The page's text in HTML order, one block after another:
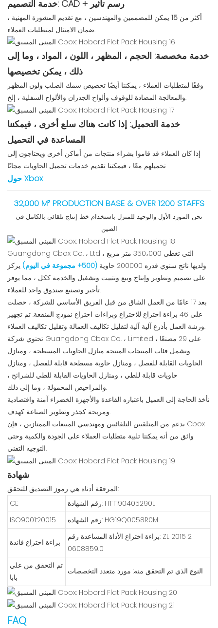
خدمة التصميم: CAD + رسم تأثير
أكثر من 15 يمكن للمصممين والمهندسين ، مع تقديم المشورة المهنية ،
ضمان الامتثال لمتطلبات العملاء.
خدمة مخصصة: الحجم ، المظهر ، اللون ، المواد ، وما إلى
ذلك ، يمكن تخصيصها
وفقًا لمتطلبات العملاء ، يمكننا أيضًا تخصيص سمك الصلب ولون المظهر
والمعالجة المضادة للوقوف وألواح الجدران والألواح السفلية ، إلخ.
خدمة التحميل: إذا كانت هناك سلع أخرى ، فيمكننا
المساعدة في التحميل
إذا كان العملاء قد قاموا بشراء منتجات من أماكن أخرى ويحتاجون إلى
تحميلهم معًا ، فيمكننا تقديم خدمات تحميل الحاويات مجانًا
حول Xbox
32,000 M² PRODUCTION BASE & OVER 1200 STAFFS
نحن المورد الأول والوحيد للمنزل باستخدام خط إنتاج تلقائي بالكامل في
الصين
Guangdong Cbox Co. ، Ltd ، التي تغطي 350،000 متر مربع
ولديها ناتج سنوي قدره 200000 حاوية
(500+ مجموعة في اليوم)
يركز
على تصميم وتطوير وإنتاج وبيع وتثبيت وتشغيل والخدمة ككل ، مما يوفر
تأجير وتصنيع صندوق واحد للعملاء.
بعد 17 عامًا من العمل الشاق من قبل الفريق الأساسي للشركة ، حصلت
على 46 براءة اختراع للاختراع وبراءات اختراع نموذج المنفعة. تم تجهيز
ورشة العمل بأذرع آلية آلية لتقليل تكاليف العمالة وتقليل تكاليف العملاء.
تحتوي شركة Guangdong Cbox Co. ، Limited على 29 مصنعًا ،
وتشمل فئات المنتجات المنتجة منازل الحاويات المسطحة ، ومنازل
الحاويات القابلة للفصل ، ومنازل حاوية مسطحة قابلة للفصل ، ومنازل
حاويات قابلة للطي ، ومنازل الحاويات القابلة للطي للشرائح ،
والمراحيض المحمولة ، وما إلى ذلك.
نأخذ الحاجة إلى العميل باعتباره القاعدة والأجهزة الخضراء آمنة واقتصادية
ومريحة كجذر وتطوير الصناعة كهدف.
بدعم من المتلقيين التلقائيين ومهندسي المبيعات الممتازين ، فإن Cbox
واثق من أنه يمكننا تلبية متطلبات العملاء على الجودة والكمية وحتى
التوجيه التقني.
شهادة
المرفقة أدناه هي رموز التصديق للتحقق:
CE
رقم الشهادة: HTT190405290L
ISO9001:20015
رقم الشهادة: HG19Q0058R0M
براءة اختراع فائدة
براءة اختراع الأداة المساعدة رقم: ZL 2015 2
0608859.0
تم التحقق من علي
بابا
النوع الذي تم التحقق منه: مورد متعدد التخصصات
FAQ